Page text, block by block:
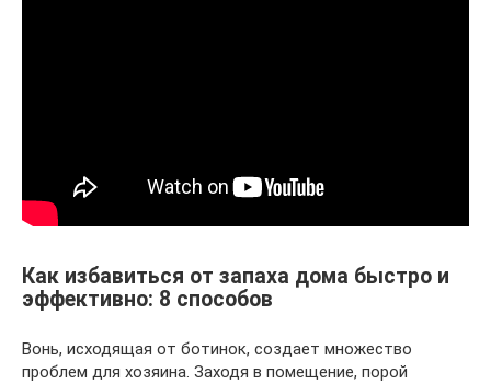
Как избавиться от запаха дома быстро и
эффективно: 8 способов
Вонь, исходящая от ботинок, создает множество
проблем для хозяина. Заходя в помещение, порой